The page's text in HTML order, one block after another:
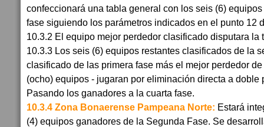
confeccionará una tabla general con los seis (6)
fase siguiendo los parámetros indicados en el punto 12
10.3.2 El equipo mejor perdedor clasificado disputara la
10.3.3 Los seis (6) equipos restantes clasificados de la
clasificado de las primera fase más el mejor perdedor
(ocho) equipos - jugaran por eliminación directa a doble
Pasando los ganadores a la cuarta fase.
10.3.4 Zona Bonaerense Pampeana Norte: Estará
(4) equipos ganadores de la Segunda Fase. Se